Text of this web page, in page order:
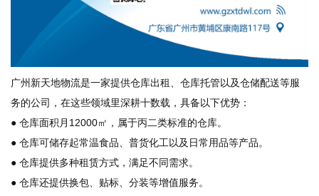
广州新天地物流是一家提供仓库出租、仓库托管以及仓储配送等服
务的公司，在这些领域里深耕十数载，具备以下优势：
● 仓库面积月12000㎡，属于丙二类标准的仓库。
● 仓库可储存起常温食品、普货化工以及日常用品等产品。
● 仓库提供多种租赁方式，满足不同需求。
● 仓库还提供换包、贴标、分装等增值服务。